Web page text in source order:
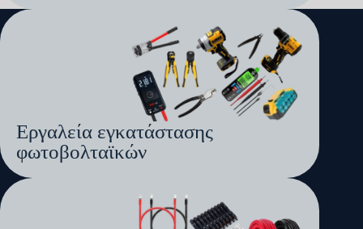
Εργαλεία εγκατάστασης
φωτοβολταϊκών